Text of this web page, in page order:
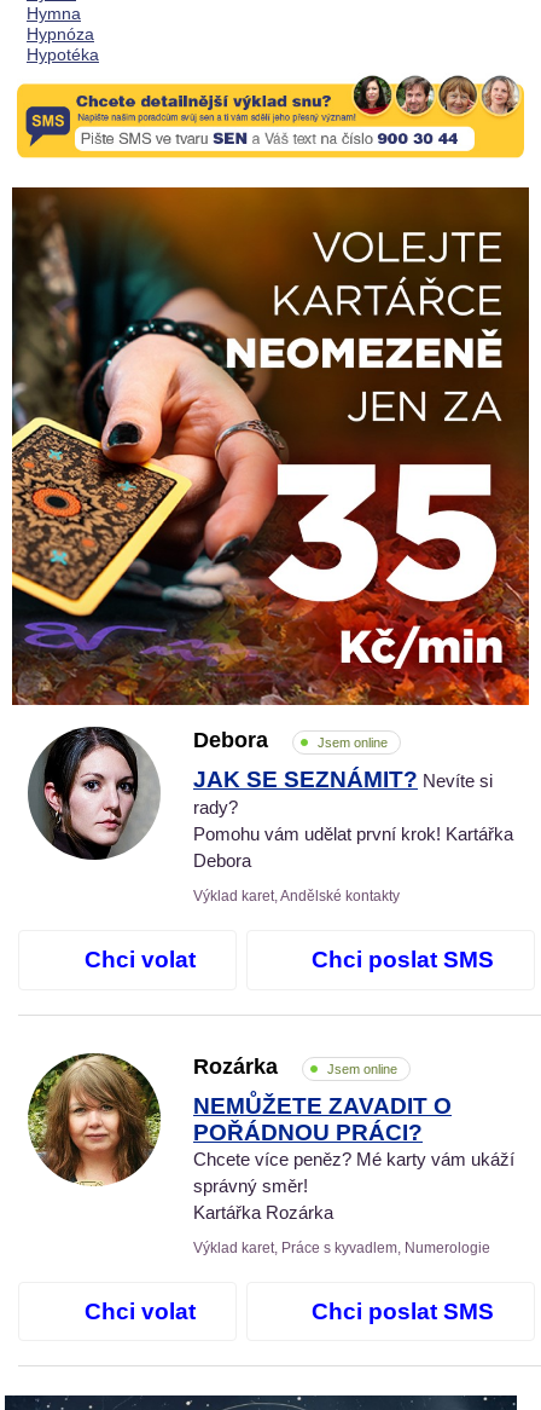
Hymna
Hypnóza
Hypotéka
Debora Jsem online
JAK SE SEZNÁMIT? Nevíte si
rady?
Pomohu vám udělat první krok! Kartářka
Debora
Výklad karet, Andělské kontakty
Chci volat Chci poslat SMS
Rozárka Jsem online
NEMŮŽETE ZAVADIT O
POŘÁDNOU PRÁCI?
Chcete více peněz? Mé karty vám ukáží
správný směr!
Kartářka Rozárka
Výklad karet, Práce s kyvadlem, Numerologie
Chci volat Chci poslat SMS